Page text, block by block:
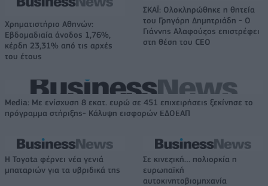
Χρηματιστήριο Αθηνών:
Εβδομαδιαία άνοδος 1,76%,
κέρδη 23,31% από τις αρχές
του έτους
ΣΚΑΪ: Ολοκληρώθηκε η θητεία
του Γρηγόρη Δημητριάδη - Ο
Γιάννης Αλαφούζος επιστρέφει
στη θέση του CEO
Media: Με ενίσχυση 8 εκατ. ευρώ σε 451 επιχειρήσεις ξεκίνησε το
πρόγραμμα στήριξης- Κάλυψη εισφορών ΕΔΟΕΑΠ
Η Toyota φέρνει νέα γενιά
μπαταριών για τα υβριδικά της
Σε κινεζική… πολιορκία η
ευρωπαϊκή
αυτοκινητοβιομηχανία